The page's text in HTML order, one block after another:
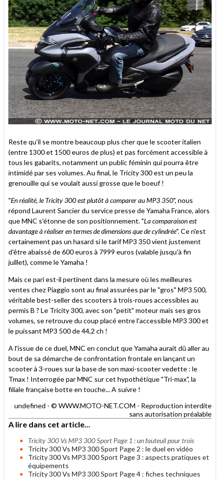
Reste qu'il se montre beaucoup plus cher que le scooter italien
(entre 1300 et 1500 euros de plus) et pas forcément accessible à
tous les gabarits, notamment un public féminin qui pourra être
intimidé par ses volumes. Au final, le Tricity 300 est un peu la
grenouille qui se voulait aussi grosse que le boeuf !
"En réalité, le Tricity 300 est plutôt à comparer au MP3 350", nous
répond Laurent Sancier du service presse de Yamaha France, alors
que MNC s'étonne de son positionnement. "La comparaison est
davantage à réaliser en termes de dimensions que de cylindrée". Ce n'est
certainement pas un hasard si le tarif MP3 350 vient justement
d'être abaissé de 600 euros à 7999 euros (valable jusqu'à fin
juillet), comme le Yamaha !
Mais ce pari est-il pertinent dans la mesure où les meilleures
ventes chez Piaggio sont au final assurées par le "gros" MP3 500,
véritable best-seller des scooters à trois-roues accessibles au
permis B ? Le Tricity 300, avec son "petit" moteur mais ses gros
volumes, se retrouve du coup placé entre l'accessible MP3 300 et
le puissant MP3 500 de 44,2 ch !
A l'issue de ce duel, MNC en conclut que Yamaha aurait dû aller au
bout de sa démarche de confrontation frontale en lançant un
scooter à 3-roues sur la base de son maxi-scooter vedette : le
Tmax ! Interrogée par MNC sur cet hypothétique "Tri-max", la
filiale française botte en touche... A suivre !
undefined - © WWW.MOTO-NET.COM - Reproduction interdite
sans autorisation préalable
A lire dans cet article...
Tricity 300 Vs MP3 300 Sport Page 1 : un fauteuil pour trois
Tricity 300 Vs MP3 300 Sport Page 2 : le duel en vidéo
Tricity 300 Vs MP3 300 Sport Page 3 : aspects pratiques et
équipements
Tricity 300 Vs MP3 300 Sport Page 4 : fiches techniques